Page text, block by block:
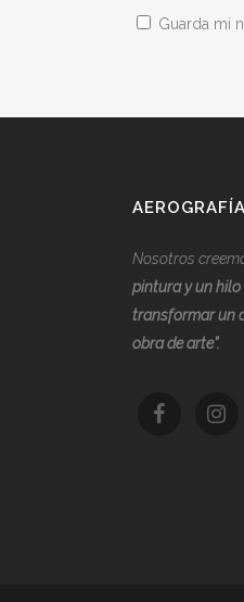
Guarda mi
Nosotros
pintura y un hilo
transformar un
obra de arte”.